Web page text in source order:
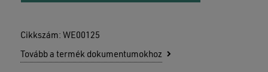
Cikkszám: WE00125
Tovább a termék dokumentumokhoz